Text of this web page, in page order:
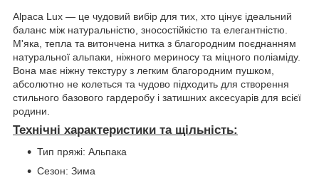
Alpaca Lux — це чудовий вибір для тих, хто цінує ідеальний
баланс між натуральністю, зносостійкістю та елегантністю.
М'яка, тепла та витончена нитка з благородним поєднанням
натуральної альпаки, ніжного мериносу та міцного поліаміду.
Вона має ніжну текстуру з легким благородним пушком,
абсолютно не колеться та чудово підходить для створення
стильного базового гардеробу і затишних аксесуарів для всієї
родини.
Технічні характеристики та щільність:
Тип пряжі: Альпака
Сезон: Зима